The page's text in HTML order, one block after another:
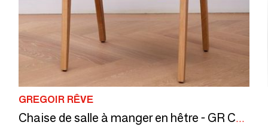
GREGOIR RÊVE
Chaise de salle à manger en hêtre - GR Collection Caribou